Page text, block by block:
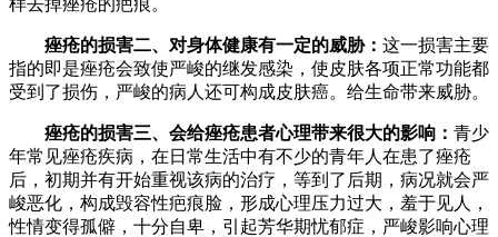
痤疮的损害二、对身体健康有一定的威胁： 这一损害主要
指的即是痤疮会致使严峻的继发感染，使皮肤各项正常功能都
受到了损伤，严峻的病人还可构成皮肤癌。给生命带来威胁。
痤疮的损害三、会给痤疮患者心理带来很大的影响： 青少
年常见痤疮疾病，在日常生活中有不少的青年人在患了痤疮
后，初期并有开始重视该病的治疗，等到了后期，病况就会严
峻恶化，构成毁容性疤痕脸，形成心理压力过大，羞于见人，
性情变得孤僻，十分自卑，引起芳华期忧郁症，严峻影响心理